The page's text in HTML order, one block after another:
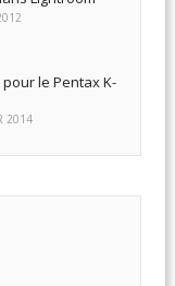
le Pentax K-
2014